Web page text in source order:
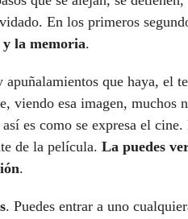
En los primeros
la memoria.
que haya, el
viendo esa imagen, muchos
es como se expresa el
de la película. La puedes
.
. Puedes entrar a uno